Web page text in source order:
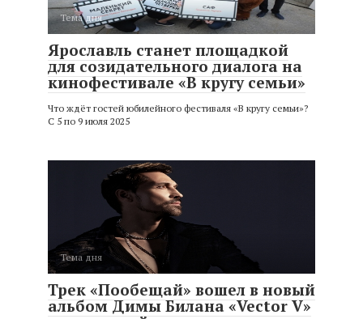
Тема дня
Ярославль станет площадкой
для созидательного диалога на
кинофестивале «В кругу семьи»
Что ждёт гостей юбилейного фестиваля «В кругу семьи»?
С 5 по 9 июля 2025
Тема дня
Трек «Пообещай» вошел в новый
альбом Димы Билана «Vector V»